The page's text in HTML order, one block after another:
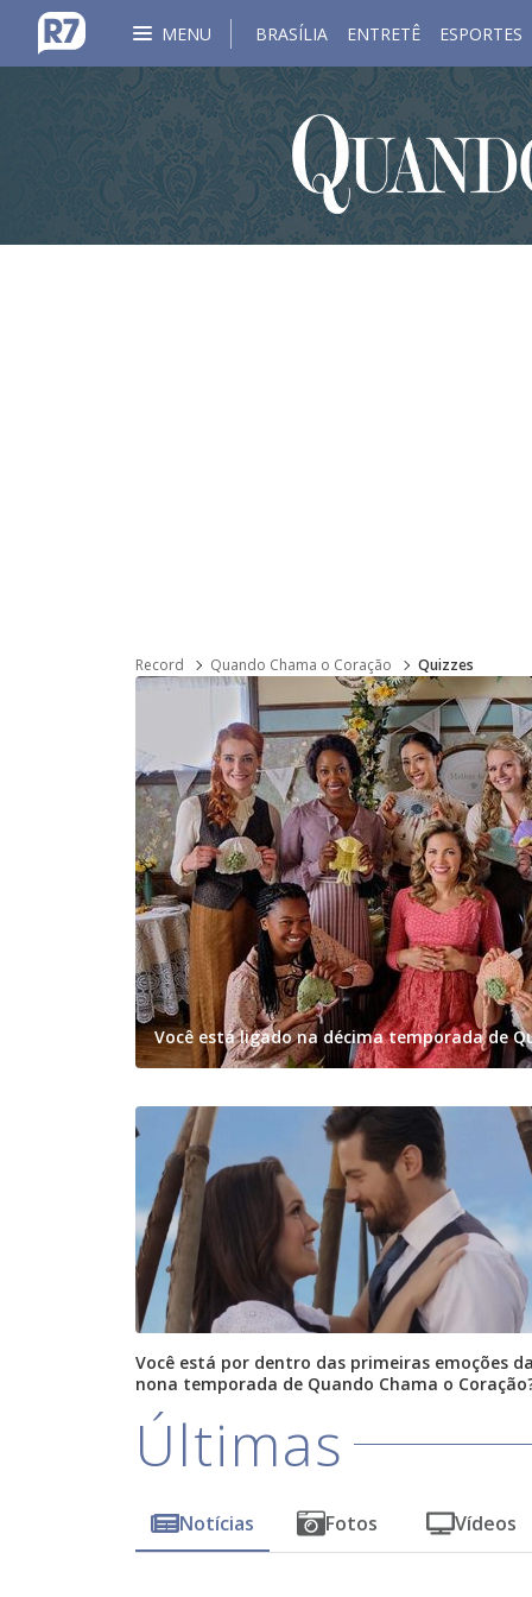
MENU BRASÍLIA ENTRETÊ ESPORTES
Record Quando Chama o Coração Quizzes
Você está ligado na décima temporada de
Você está por dentro das primeiras emoções
nona temporada de Quando Chama o
Últimas
Notícias Fotos Vídeos